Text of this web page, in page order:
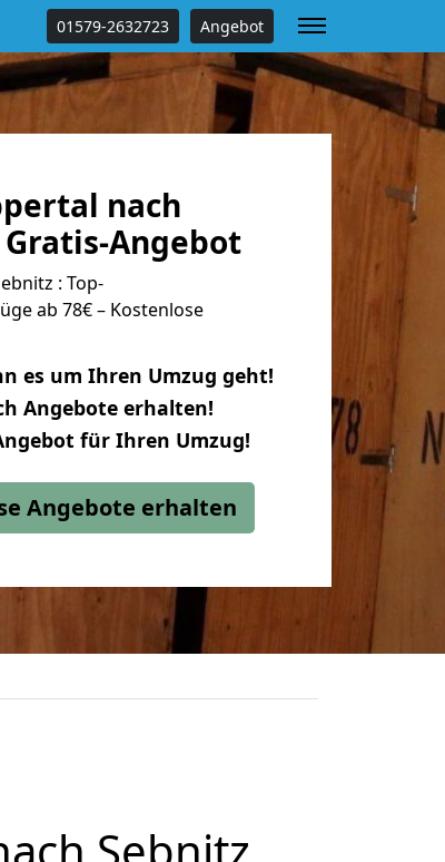
01579-2632723 Angebot
nach
Angebot
: Top-
ab 78€ – Kostenlose
es um Ihren Umzug geht!
Angebote erhalten!
für Ihren Umzug!
Angebote erhalten